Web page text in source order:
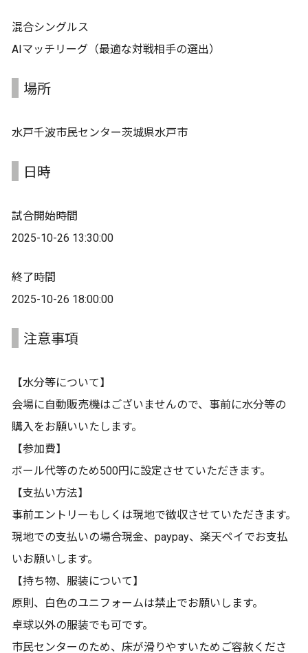
混合シングルス
AIマッチリーグ（最適な対戦相手の選出）
場所
水戸千波市民センター茨城県水戸市
日時
試合開始時間
2025-10-26 13:30:00
終了時間
2025-10-26 18:00:00
注意事項
【水分等について】
会場に自動販売機はございませんので、事前に水分等の
購入をお願いいたします。
【参加費】
ボール代等のため500円に設定させていただきます。
【支払い方法】
事前エントリーもしくは現地で徴収させていただきます。
現地での支払いの場合現金、paypay、楽天ペイでお支払
いお願いします。
【持ち物、服装について】
原則、白色のユニフォームは禁止でお願いします。
卓球以外の服装でも可です。
市民センターのため、床が滑りやすいためご容赦くださ